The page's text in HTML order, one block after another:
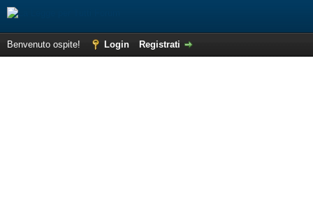
Benvenuto ospite! Login Registrati